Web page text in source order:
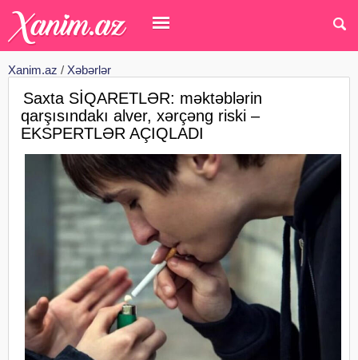
Xanim.az / Xəbərlər
Saxta SİQARETLƏR: məktəblərin
qarşısındakı alver, xərçəng riski –
EKSPERTLƏR AÇIQLADI